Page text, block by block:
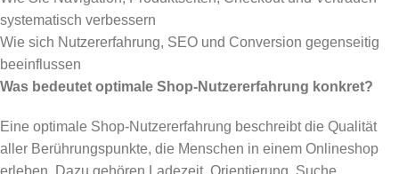
systematisch verbessern
Wie sich Nutzererfahrung, SEO und Conversion gegenseitig
beeinflussen
Was bedeutet optimale Shop-Nutzererfahrung konkret?
Eine optimale Shop-Nutzererfahrung beschreibt die Qualität
aller Berührungspunkte, die Menschen in einem Onlineshop
erleben. Dazu gehören Ladezeit, Orientierung, Suche,